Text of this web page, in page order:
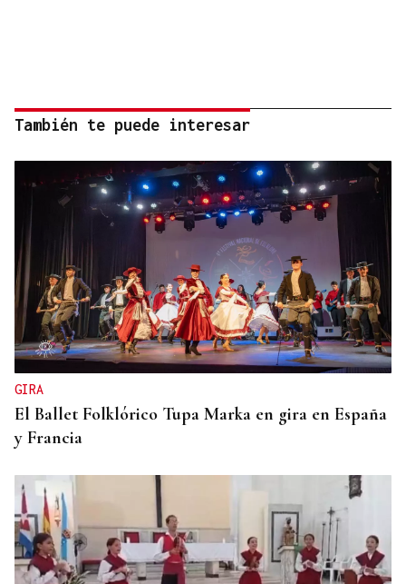
También te puede interesar
GIRA
El Ballet Folklórico Tupa Marka en gira en España
y Francia